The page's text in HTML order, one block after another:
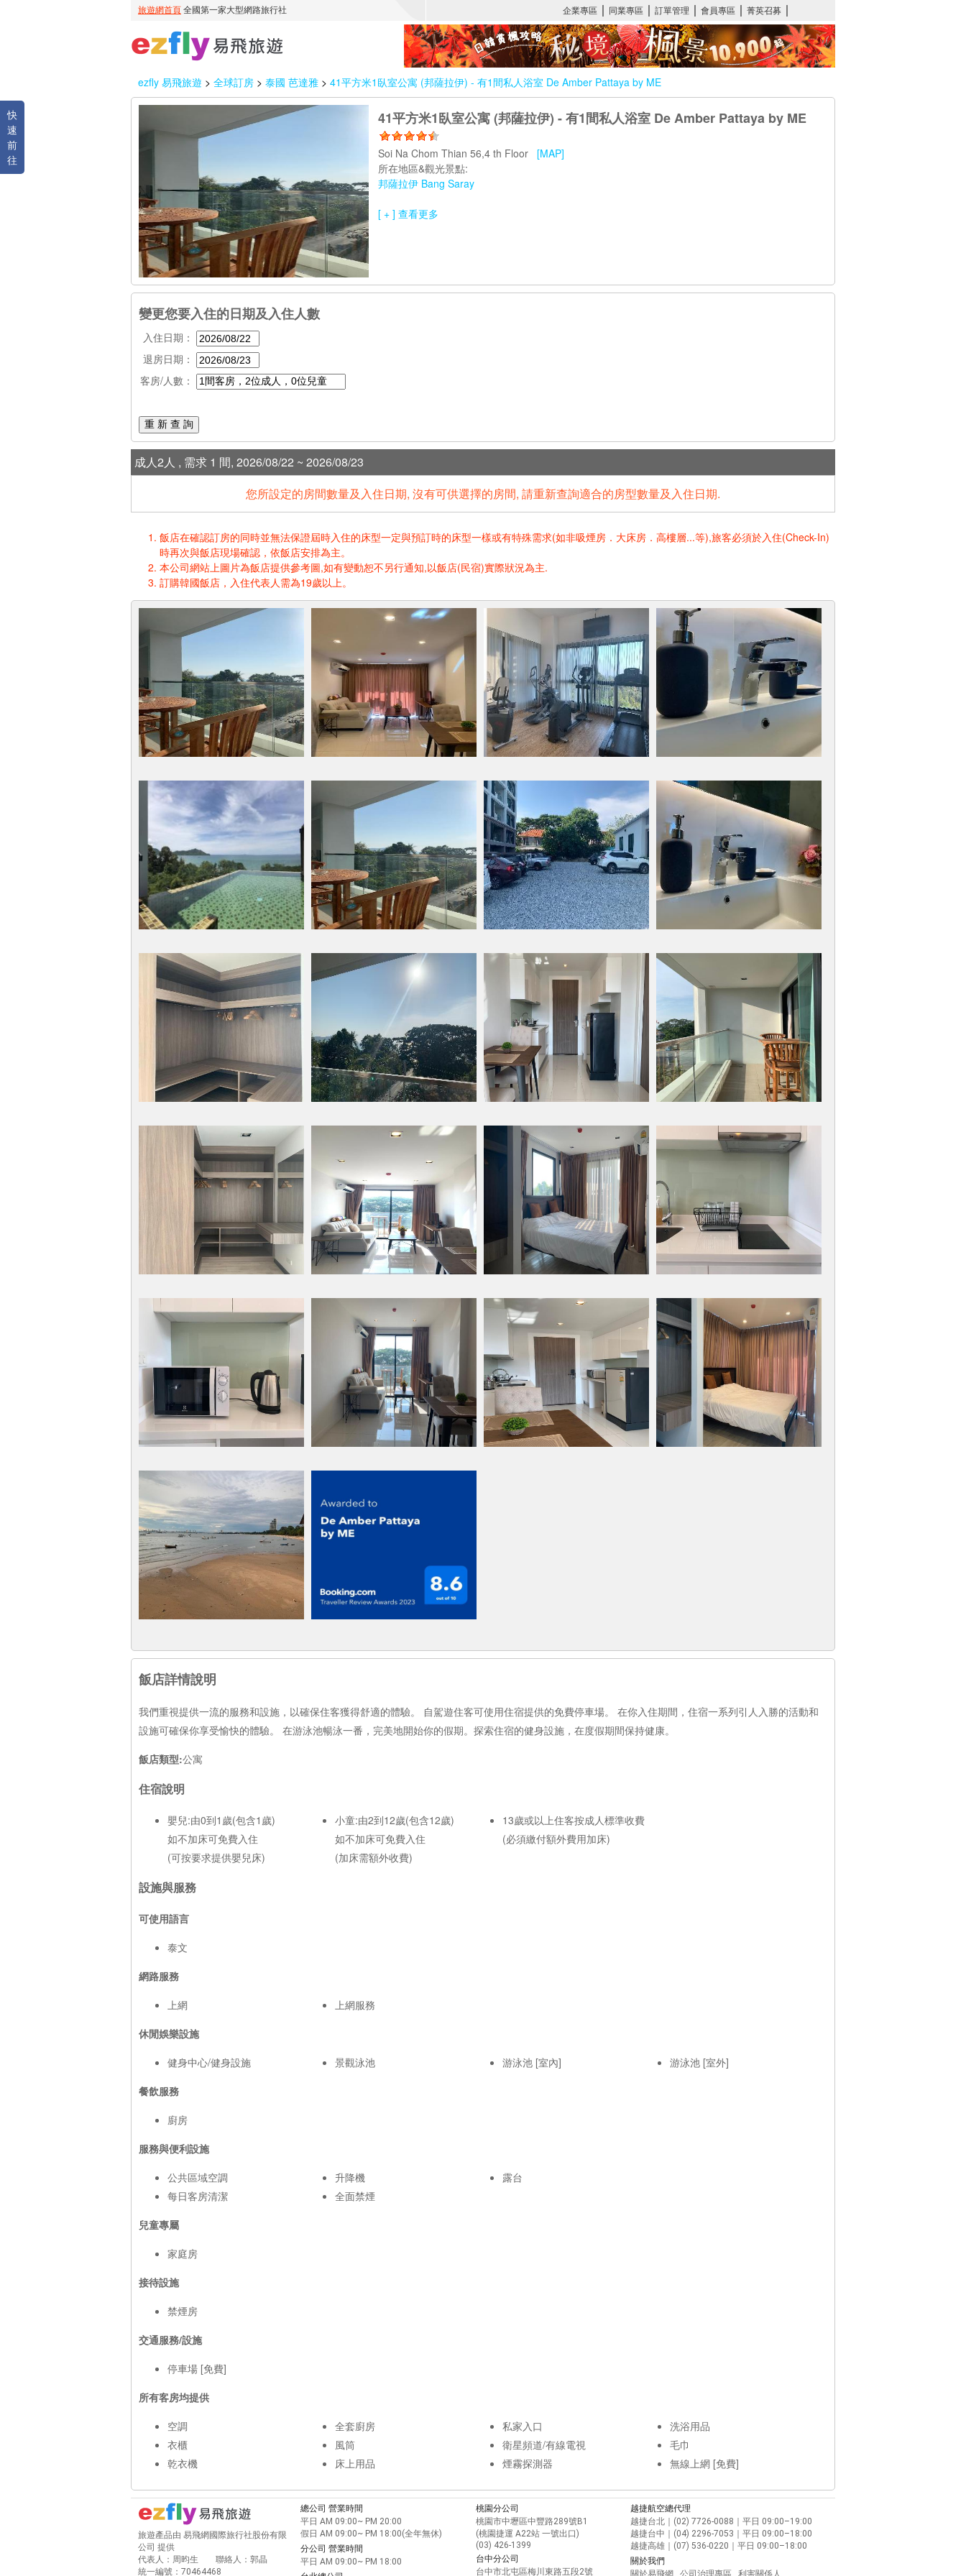
ezfly 易飛旅遊 > 全球訂房 > 泰國 芭達雅 > 41平方米1臥室公寓 (邦薩拉伊) - 有1間私人浴室 De Amber Pattaya by ME
快
速
前
往
41平方米1臥室公寓 (邦薩拉伊) - 有1間私人浴室 De Amber Pattaya by ME
Soi Na Chom Thian 56,4 th Floor [MAP]
所在地區&觀光景點:
邦薩拉伊 Bang Saray
[ + ] 查看更多
變更您要入住的日期及入住人數
入住日期：
退房日期：
客房/人數：
重 新 查 詢
成人2人 , 需求 1 間, 2026/08/22 ~ 2026/08/23
您所設定的房間數量及入住日期, 沒有可供選擇的房間, 請重新查詢適合的房型數量及入住日期.
飯店在確認訂房的同時並無法保證屆時入住的床型一定與預訂時的床型一樣或有特殊需求(如非吸煙房．大床房．高樓層...等),旅客必須於入住(Check-In)
時再次與飯店現場確認，依飯店安排為主。
本公司網站上圖片為飯店提供參考圖,如有變動恕不另行通知,以飯店(民宿)實際狀況為主.
訂購韓國飯店，入住代表人需為19歲以上。
飯店詳情說明
我們重視提供一流的服務和設施，以確保住客獲得舒適的體驗。 自駕遊住客可使用住宿提供的免費停車場。 在你入住期間，住宿一系列引人入勝的活動和
設施可確保你享受愉快的體驗。 在游泳池暢泳一番，完美地開始你的假期。探索住宿的健身設施，在度假期間保持健康。
飯店類型:公寓
住宿說明
嬰兒:由0到1歲(包含1歲)
如不加床可免費入住
(可按要求提供嬰兒床)
小童:由2到12歲(包含12歲)
如不加床可免費入住
(加床需額外收費)
13歲或以上住客按成人標準收費
(必須繳付額外費用加床)
設施與服務
可使用語言
泰文
網路服務
上網
上網服務
休閒娛樂設施
健身中心/健身設施
景觀泳池 游泳池 [室內]
游泳池 [室外]
餐飲服務
廚房
服務與便利設施
公共區域空調
每日客房清潔
升降機
全面禁煙
露台
兒童專屬
家庭房
接待設施
禁煙房
交通服務/設施
停車場 [免費]
所有客房均提供
空調
衣櫃
乾衣機
全套廚房
風筒
床上用品
私家入口
衛星頻道/有線電視
煙霧探測器
洗浴用品
毛巾
無線上網 [免費]